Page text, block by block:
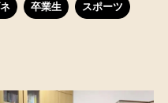
卒業生 スポーツ
詳細